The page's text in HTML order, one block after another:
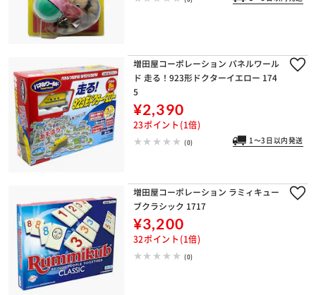
増田屋コーポレーション パネルワール
ド 走る！923形ドクターイエロー 174
5
¥2,390
23ポイント(1倍)
(0) 1～3日以内発送
増田屋コーポレーション ラミィキュー
ブクラシック 1717
¥3,200
32ポイント(1倍)
(0)